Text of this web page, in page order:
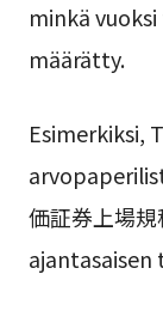
minkä
määrätty.
Esimerkiksi,
価証券上場